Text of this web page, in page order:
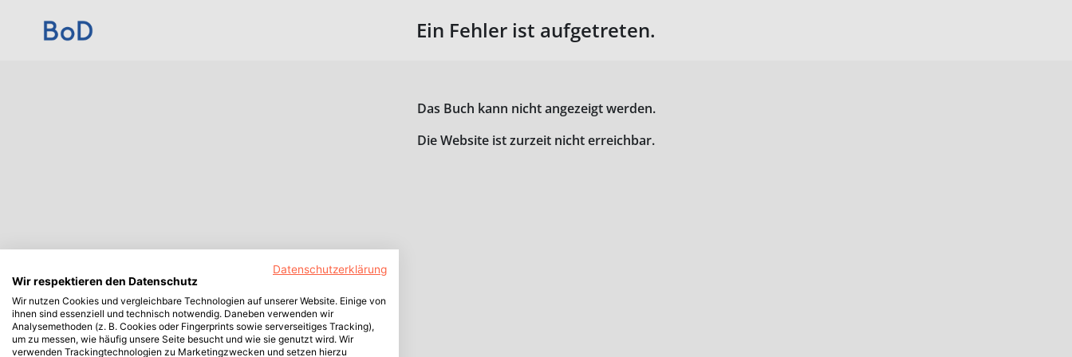
Ein Fehler ist aufgetreten.
Das Buch kann nicht angezeigt werden.
Die Website ist zurzeit nicht erreichbar.
Datenschutzerklärung
Wir respektieren den Datenschutz
Wir nutzen Cookies und vergleichbare Technologien auf unserer Website. Einige von
ihnen sind essenziell und technisch notwendig. Daneben verwenden wir
Analysemethoden (z. B. Cookies oder Fingerprints sowie serverseitiges Tracking),
um zu messen, wie häufig unsere Seite besucht und wie sie genutzt wird. Wir
verwenden Trackingtechnologien zu Marketingzwecken und setzen hierzu